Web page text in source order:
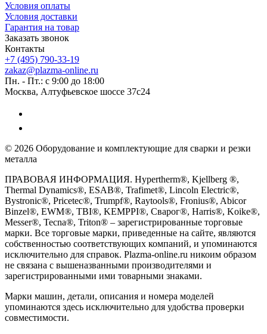
Условия оплаты
Условия доставки
Гарантия на товар
Заказать звонок
Контакты
+7 (495) 790-33-19
zakaz@plazma-online.ru
Пн. - Пт.: с 9:00 до 18:00
Москва, Алтуфьевское шоссе 37с24
© 2026 Оборудование и комплектующие для сварки и резки
металла
ПРАВОВАЯ ИНФОРМАЦИЯ. Hypertherm®, Kjellberg ®,
Thermal Dynamics®, ESAB®, Trafimet®, Lincoln Electric®,
Bystronic®, Pricetec®, Trumpf®, Raytools®, Fronius®, Abicor
Binzel®, EWM®, TBI®, KEMPPI®, Сварог®, Harris®, Koike®,
Messer®, Tecna®, Triton® – зарегистрированные торговые
марки. Все торговые марки, приведенные на сайте, являются
собственностью соответствующих компаний, и упоминаются
исключительно для справок. Plazma-online.ru никоим образом
не связана с вышеназванными производителями и
зарегистрированными ими товарными знаками.
Марки машин, детали, описания и номера моделей
упоминаются здесь исключительно для удобства проверки
совместимости.